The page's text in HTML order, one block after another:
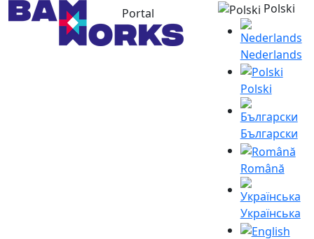
Portal Polski
Nederlands
Polski
Български
Română
Українська